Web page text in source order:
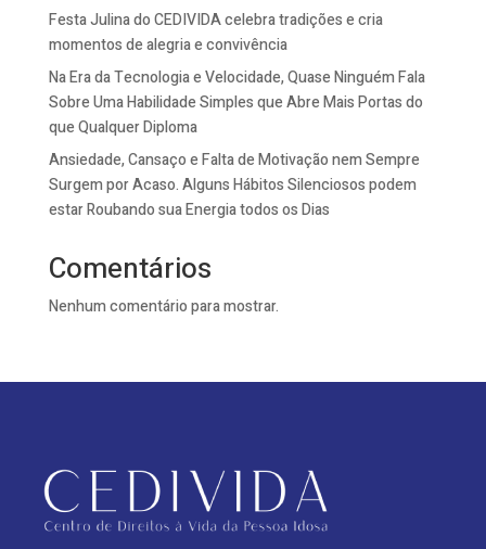
Festa Julina do CEDIVIDA celebra tradições e cria
momentos de alegria e convivência
Na Era da Tecnologia e Velocidade, Quase Ninguém Fala
Sobre Uma Habilidade Simples que Abre Mais Portas do
que Qualquer Diploma
Ansiedade, Cansaço e Falta de Motivação nem Sempre
Surgem por Acaso. Alguns Hábitos Silenciosos podem
estar Roubando sua Energia todos os Dias
Comentários
Nenhum comentário para mostrar.